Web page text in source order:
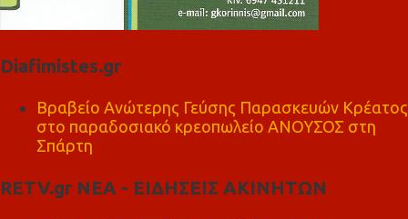
Diafimistes.gr
Βραβείο Ανώτερης Γεύσης Παρασκευών Κρέατος
στο παραδοσιακό κρεοπωλείο ΑΝΟΥΣΟΣ στη
Σπάρτη
RETV.gr ΝΕΑ - ΕΙΔΗΣΕΙΣ ΑΚΙΝΗΤΩΝ